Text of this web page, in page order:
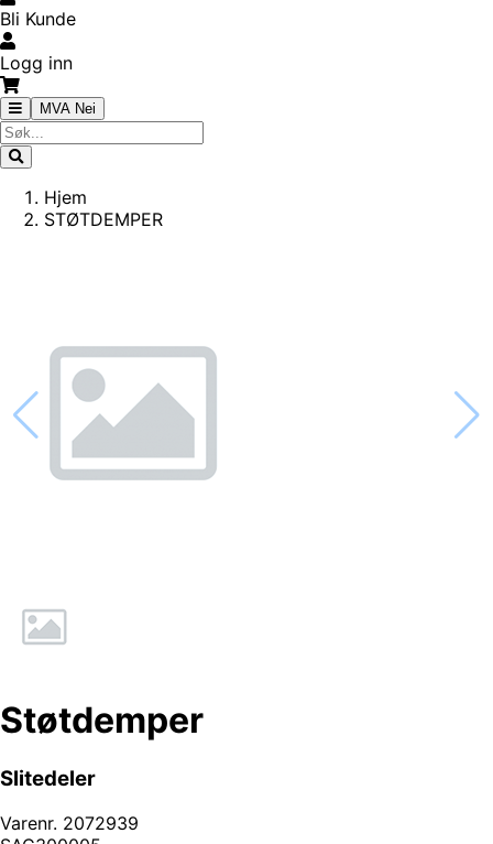
Bli Kunde
Logg inn
MVA Nei
Hjem
STØTDEMPER
Støtdemper
Slitedeler
Varenr. 2072939